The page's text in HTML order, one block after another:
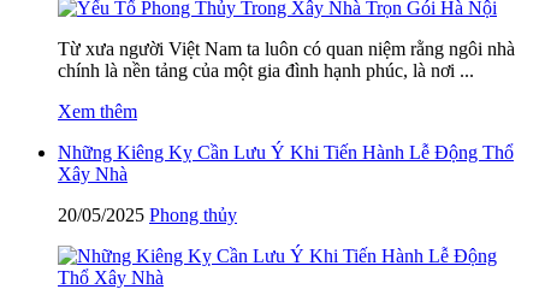
Từ xưa người Việt Nam ta luôn có quan niệm rằng ngôi nhà
chính là nền tảng của một gia đình hạnh phúc, là nơi ...
Xem thêm
Những Kiêng Kỵ Cần Lưu Ý Khi Tiến Hành Lễ Động Thổ
Xây Nhà
20/05/2025 Phong thủy